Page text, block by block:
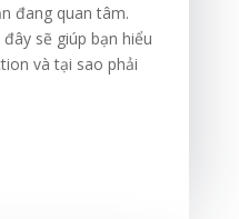
đang quan tâm.
sẽ giúp bạn hiểu
và tại sao phải